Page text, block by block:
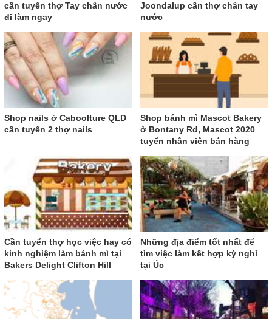
cần tuyển thợ Tay chân nước
đi làm ngay
Joondalup cần thợ chân tay
nước
Shop nails ở Caboolture QLD
cần tuyển 2 thợ nails
Shop bánh mì Mascot Bakery
ở Bontany Rd, Mascot 2020
tuyển nhân viên bán hàng
Cần tuyển thợ học việc hay có
kinh nghiệm làm bánh mì tại
Bakers Delight Clifton Hill
Những địa điểm tốt nhất để
tìm việc làm kết hợp kỳ nghỉ
tại Úc